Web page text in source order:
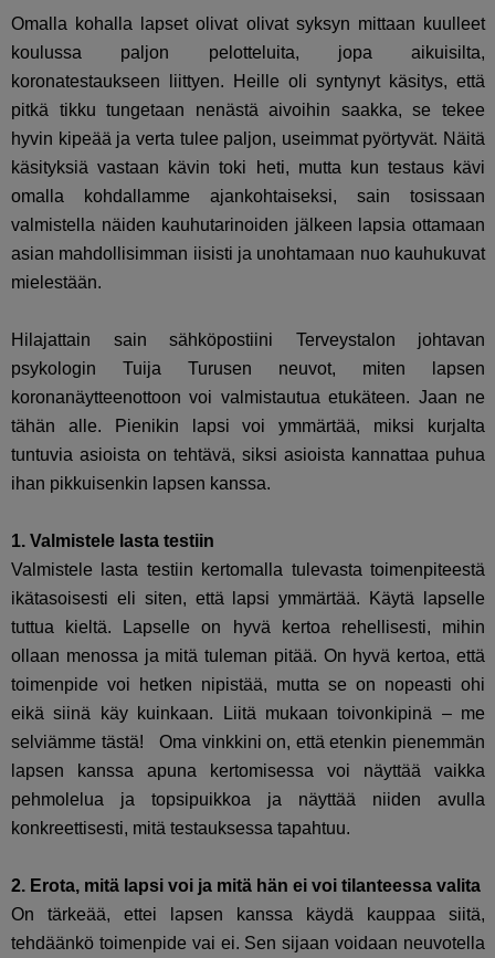
Omalla kohalla lapset olivat olivat syksyn mittaan kuulleet
koulussa paljon pelotteluita, jopa aikuisilta,
koronatestaukseen liittyen. Heille oli syntynyt käsitys, että
pitkä tikku tungetaan nenästä aivoihin saakka, se tekee
hyvin kipeää ja verta tulee paljon, useimmat pyörtyvät. Näitä
käsityksiä vastaan kävin toki heti, mutta kun testaus kävi
omalla kohdallamme ajankohtaiseksi, sain tosissaan
valmistella näiden kauhutarinoiden jälkeen lapsia ottamaan
asian mahdollisimman iisisti ja unohtamaan nuo kauhukuvat
mielestään.
Hilajattain sain sähköpostiini Terveystalon johtavan
psykologin Tuija Turusen neuvot, miten lapsen
koronanäytteenottoon voi valmistautua etukäteen. Jaan ne
tähän alle. Pienikin lapsi voi ymmärtää, miksi kurjalta
tuntuvia asioista on tehtävä, siksi asioista kannattaa puhua
ihan pikkuisenkin lapsen kanssa.
1. Valmistele lasta testiin
Valmistele lasta testiin kertomalla tulevasta toimenpiteestä
ikätasoisesti eli siten, että lapsi ymmärtää. Käytä lapselle
tuttua kieltä. Lapselle on hyvä kertoa rehellisesti, mihin
ollaan menossa ja mitä tuleman pitää. On hyvä kertoa, että
toimenpide voi hetken nipistää, mutta se on nopeasti ohi
eikä siinä käy kuinkaan. Liitä mukaan toivonkipinä – me
selviämme tästä! Oma vinkkini on, että etenkin pienemmän
lapsen kanssa apuna kertomisessa voi näyttää vaikka
pehmolelua ja topsipuikkoa ja näyttää niiden avulla
konkreettisesti, mitä testauksessa tapahtuu.
2. Erota, mitä lapsi voi ja mitä hän ei voi tilanteessa valita
On tärkeää, ettei lapsen kanssa käydä kauppaa siitä,
tehdäänkö toimenpide vai ei. Sen sijaan voidaan neuvotella